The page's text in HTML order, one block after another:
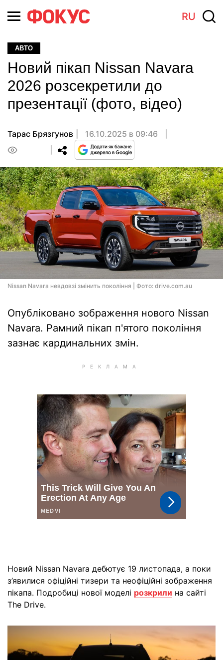
RU
АВТО
Новий пікап Nissan Navara
2026 розсекретили до
презентації (фото, відео)
Тарас Брязгунов
16.10.2025 в 09:46
Nissan Navara невдовзі змінить покоління | Фото: drive.com.au
Опубліковано зображення нового Nissan
Navara. Рамний пікап п'ятого покоління
зазнає кардинальних змін.
Новий Nissan Navara дебютує 19 листопада, а поки
з’явилися офіційні тизери та неофіційні зображення
пікапа. Подробиці нової моделі розкрили на сайті
The Drive.